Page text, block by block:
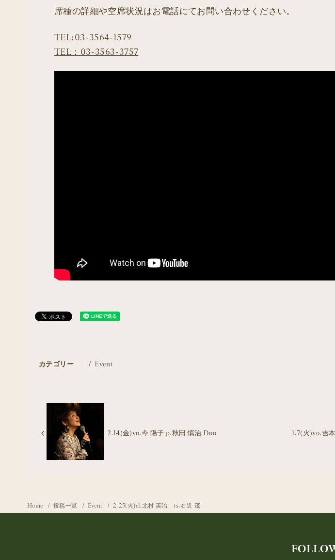
席種の詳細や空席状況はお電話にてお問い合わせください。
TEL:03-3564-1579
TEL：03-3563-3757
カテゴリー Event
2.14(金)vo.今 陽子 p.秋田 慎治 Duo 1.7(火)vo.吉
Home 投稿一覧 Event 2.25(火)cl.北村 英治 ts.右近 茂